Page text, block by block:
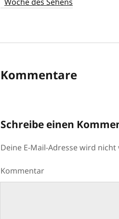
Kommentare
Schreibe einen
Deine E-Mail-Adresse wird
Kommentar